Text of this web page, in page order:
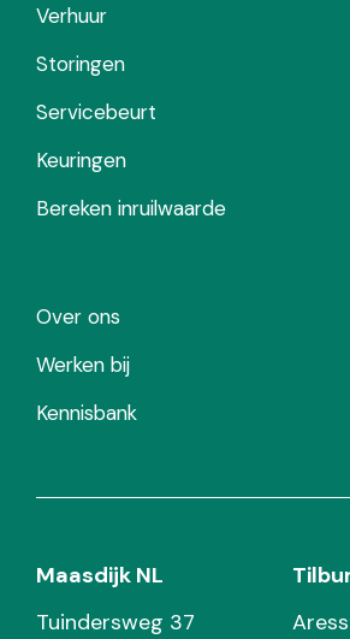
Verhuur
Storingen
Servicebeurt
Keuringen
Bereken inruilwaarde
Over ons
Werken bij
Kennisbank
Maasdijk NL
Tuindersweg 37